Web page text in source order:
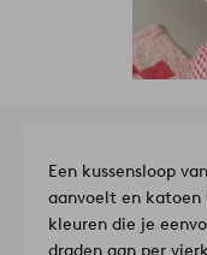
Een kussensloop
aanvoelt en katoen
kleuren die je
draden aan per